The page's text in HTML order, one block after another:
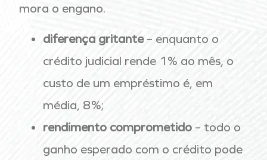
mora o engano.
diferença gritante– enquanto o
crédito judicial rende 1% ao mês, o
custo de um empréstimo é, em
média, 8%;
rendimento comprometido – todo o
ganho esperado com o crédito pode